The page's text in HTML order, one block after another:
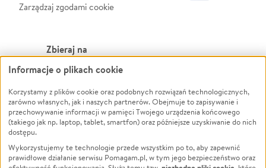
Zarządzaj zgodami cookie
Zbieraj na
Leczenie
Zwierzęta
Pożar
Ukraina
Pomoc Finansowa
Powódź
Wichura
NGO
Edukacja
Informacje o plikach cookie
Korzystamy z plików cookie oraz podobnych rozwiązań technologicznych,
zarówno własnych, jak i naszych partnerów. Obejmuje to zapisywanie i
przechowywanie informacji w pamięci Twojego urządzenia końcowego
(takiego jak np. laptop, tablet, smartfon) oraz późniejsze uzyskiwanie do nich
dostępu.
Wykorzystujemy te technologie przede wszystkim po to, aby zapewnić
prawidłowe działanie serwisu Pomagam.pl, w tym jego bezpieczeństwo oraz